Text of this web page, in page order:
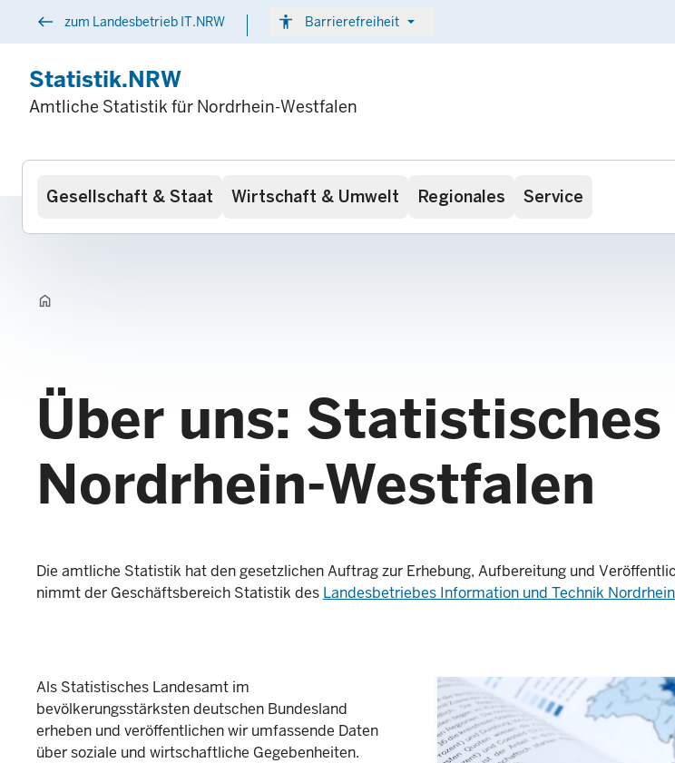
west zum Landesbetrieb IT.NRW accessibility Barrierefreiheit arrow_drop_down
Statistik.NRW
Amtliche Statistik für Nordrhein-Westfalen
Hauptnavigation
Gesellschaft & Staat Wirtschaft & Umwelt Regionales Service
home
Über uns:
Nordrhein-Westfalen
Die amtliche Statistik hat den gesetzlichen Auftrag zur Erhebung, Aufbereitung und
nimmt der Geschäftsbereich Statistik des Landesbetriebes Information und Technik
Als Statistisches Landesamt im
bevölkerungsstärksten deutschen Bundesland
erheben und veröffentlichen wir umfassende Daten
über soziale und wirtschaftliche Gegebenheiten.